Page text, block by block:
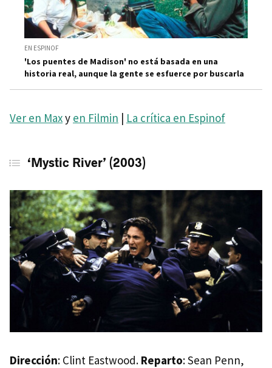
EN ESPINOF
'Los puentes de Madison' no está basada en una
historia real, aunque la gente se esfuerce por buscarla
Ver en Maxy en Filmin | La crítica en Espinof
‘Mystic River’ (2003)
Dirección: Clint Eastwood. Reparto: Sean Penn,